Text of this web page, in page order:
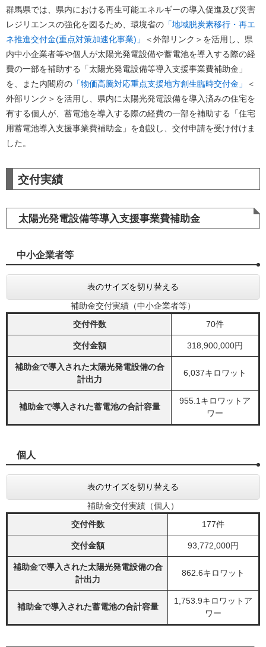
群馬県では、県内における再生可能エネルギーの導入促進及び災害
レジリエンスの強化を図るため、環境省の 「地域脱炭素移行・再エ
ネ推進交付金(重点対策加速化事業)」
＜外部リンク＞ を活用し、県
内中小企業者等や個人が太陽光発電設備や蓄電池を導入する際の経
費の一部を補助する​「太陽光発電設備等導入支援事業費補助金​」
を、また内閣府の 「物価高騰対応重点支援地方創生臨時交付金」
＜
外部リンク＞ を活用し、県内に太陽光発電設備を導入済みの住宅を
有する個人が、蓄電池を導入する際の経費の一部を補助する「住宅
用蓄電池導入支援事業費補助金」を創設し、交付申請を受け付けま
した。
交付実績
太陽光発電設備等導入支援事業費補助金
中小企業者等
表のサイズを切り替える
補助金交付実績（中小企業者等）
交付件数
70件
交付金額 318,900,000円
補助金で導入された太陽光発電設備の合
計出力
6,037キロワット
補助金で導入された蓄電池の合計容量
955.1キロワットア
ワー
個人
表のサイズを切り替える
補助金交付実績（個人）
交付件数
177件
交付金額 93,772,000円
補助金で導入された太陽光発電設備の合
計出力
862.6キロワット
補助金で導入された蓄電池の合計容量
1,753.9キロワットア
ワー